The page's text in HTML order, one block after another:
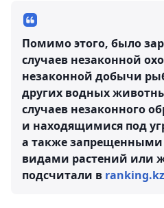
Помимо этого, было
случаев незаконной
незаконной добычи
других водных
случаев незаконного
и находящимися под
а также
видами растений или
подсчитали в